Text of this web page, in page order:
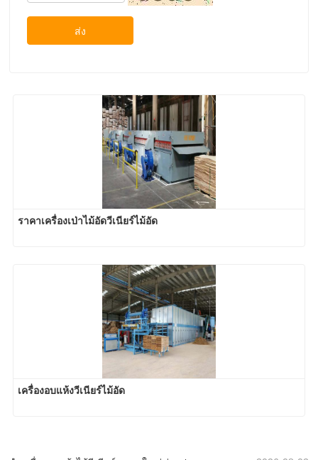
ส่ง
ราคาเครื่องเป่าไม้อัดวีเนียร์ไม้อัด
เครื่องอบแห้งวีเนียร์ไม้อัด